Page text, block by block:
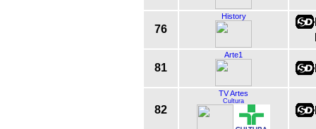
76
History
81
Arte1
82
TV Artes
Cultura